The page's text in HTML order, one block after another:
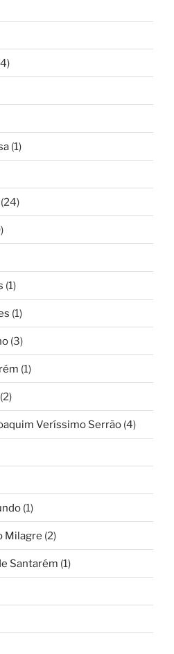
(1)
(24)
(1)
(1)
(3)
(1)
(2)
Veríssimo Serrão (4)
(1)
Milagre (2)
Santarém (1)